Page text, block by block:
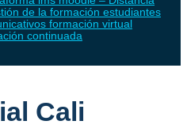
de la formación estudiantes
formación virtual
continuada
Cali